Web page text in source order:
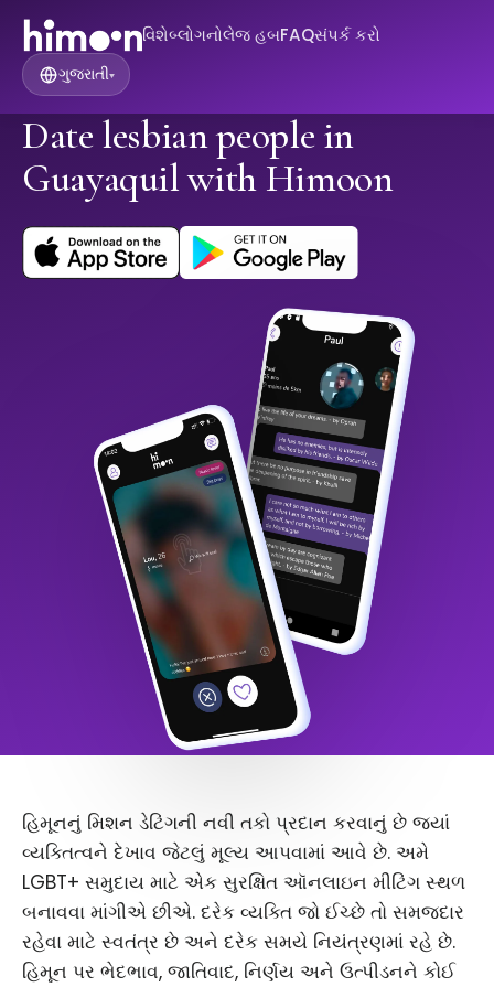
વિશેબ્લોગનોલેજ હબFAQસંપર્ક કરો
ગુજરાતી▾
Date lesbian people in
Guayaquil with Himoon
હિમૂનનું મિશન ડેટિંગની નવી તકો પ્રદાન કરવાનું છે જ્યાં
વ્યક્તિત્વને દેખાવ જેટલું મૂલ્ય આપવામાં આવે છે. અમે
LGBT+ સમુદાય માટે એક સુરક્ષિત ઑનલાઇન મીટિંગ સ્થળ
બનાવવા માંગીએ છીએ. દરેક વ્યક્તિ જો ઈચ્છે તો સમજદાર
રહેવા માટે સ્વતંત્ર છે અને દરેક સમયે નિયંત્રણમાં રહે છે.
હિમૂન પર ભેદભાવ, જાતિવાદ, નિર્ણય અને ઉત્પીડનને કોઈ